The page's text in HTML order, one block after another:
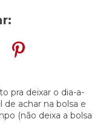
pra deixar o dia-a-
de achar na bolsa e
(não deixa a bolsa